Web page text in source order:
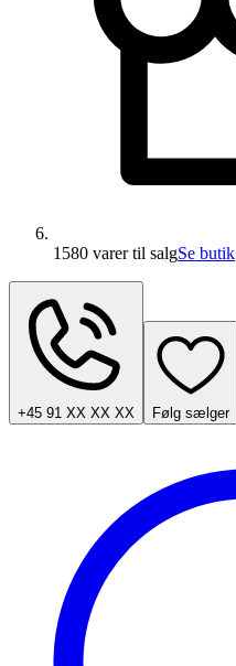
1580 varertil salgSe butik
+45 91 XX XX XX Følg sælger